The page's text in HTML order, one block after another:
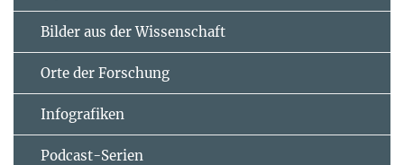
Bilder aus der Wissenschaft
Orte der Forschung
Infografiken
Podcast-Serien